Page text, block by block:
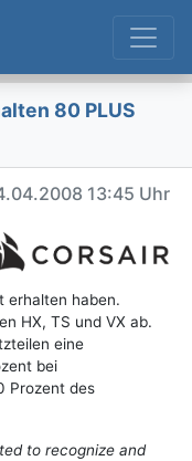
80 PLUS
13:45 Uhr
erhalten haben.
HX, TS und VX ab.
eine
bei
Prozent des
to recognize and